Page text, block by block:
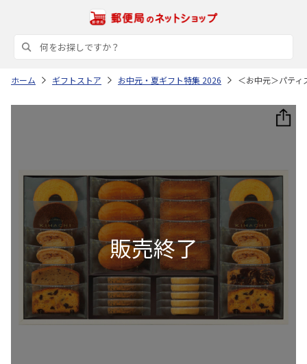
ホーム ギフトストア お中元・夏ギフト特集 2026 ＜お中元＞パテ